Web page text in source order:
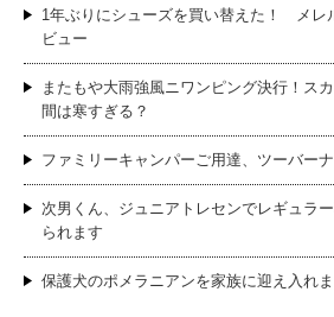
1年ぶりにシューズを買い替えた！ メレ
ビュー
またもや大雨強風ニワンピング決行！ス
間は寒すぎる？
ファミリーキャンパーご用達、ツーバー
次男くん、ジュニアトレセンでレギュラ
られます
保護犬のポメラニアンを家族に迎え入れ